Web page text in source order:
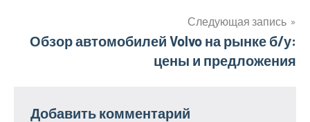
Следующая запись
Обзор автомобилей Volvo на рынке б/у:
цены и предложения
Добавить комментарий